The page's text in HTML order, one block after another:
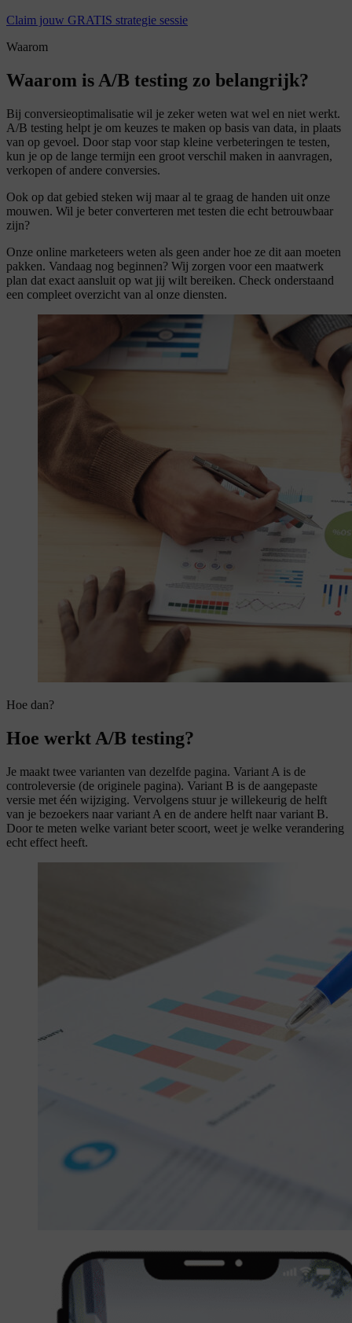
Claim jouw GRATIS strategie sessie
Waarom
Waarom is A/B testing zo belangrijk?
Bij conversieoptimalisatie wil je zeker weten wat wel en niet werkt.
A/B testing helpt je om keuzes te maken op basis van data, in plaats
van op gevoel. Door stap voor stap kleine verbeteringen te testen,
kun je op de lange termijn een groot verschil maken in aanvragen,
verkopen of andere conversies.
Ook op dat gebied steken wij maar al te graag de handen uit onze
mouwen. Wil je beter converteren met testen die echt betrouwbaar
zijn?
Onze online marketeers weten als geen ander hoe ze dit aan moeten
pakken. Vandaag nog beginnen? Wij zorgen voor een maatwerk
plan dat exact aansluit op wat jij wilt bereiken. Check onderstaand
een compleet overzicht van al onze diensten.
Hoe dan?
Hoe werkt A/B testing?
Je maakt twee varianten van dezelfde pagina. Variant A is de
controleversie (de originele pagina). Variant B is de aangepaste
versie met één wijziging. Vervolgens stuur je willekeurig de helft
van je bezoekers naar variant A en de andere helft naar variant B.
Door te meten welke variant beter scoort, weet je welke verandering
echt effect heeft.